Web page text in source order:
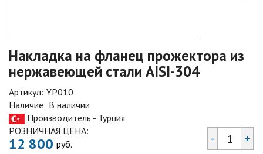
Накладка на фланец прожектора из
нержавеющей стали AISI-304
Артикул: YP010
Наличие: В наличии
Производитель - Турция
РОЗНИЧНАЯ ЦЕНА:
12 800 руб. - +